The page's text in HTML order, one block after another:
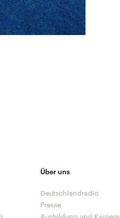
Über uns
Deutschlandradio
Presse
Ausbildung und Karriere